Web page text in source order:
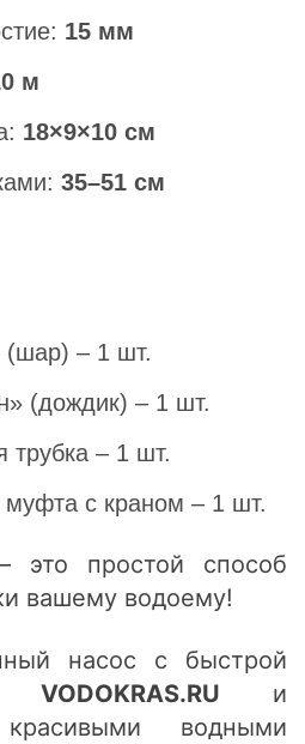
15 мм
м
18×9×10 см
35–51 см
(шар) – 1 шт.
(дождик) – 1 шт.
трубка – 1 шт.
муфта с краном – 1 шт.
это простой способ
вашему водоему!
насос с быстрой
VODOKRAS.RU
и
красивыми водными